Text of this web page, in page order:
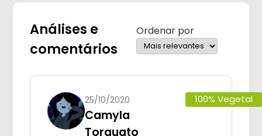
Análises e
comentários
Ordenar por
25/10/2020
Camyla
Torquato
100% Vegetal